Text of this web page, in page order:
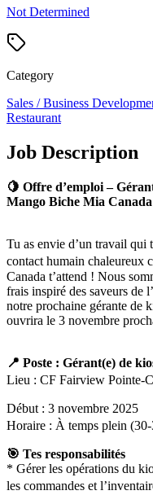
Not Determined
Category
Sales / Business
Restaurant
Job Description
🍋 Offre d’emploi –
Mango Biche Mia
Tu as envie d’un travail qui
contact humain
Canada t’attend ! Nous
frais inspiré des saveurs de
notre prochaine gérante de
ouvrira le 3 novembre
📍 Poste : Gérant(e) de
Lieu : CF Fairview Pointe-
Début : 3 novembre 2025
Horaire : À temps plein
🎯 Tes responsabilités
* Gérer les opérations du
les commandes et